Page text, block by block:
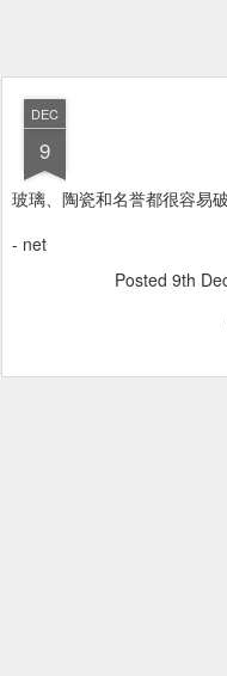
DEC
9
玻璃、陶瓷和名誉都很容易
- net
Posted 9th